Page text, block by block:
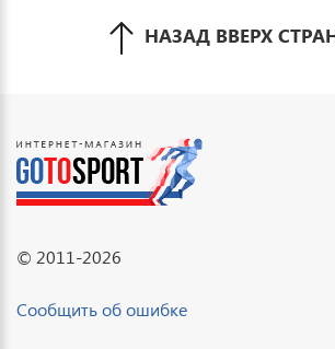
НАЗАД ВВЕРХ
© 2011-2026
Сообщить об ошибке